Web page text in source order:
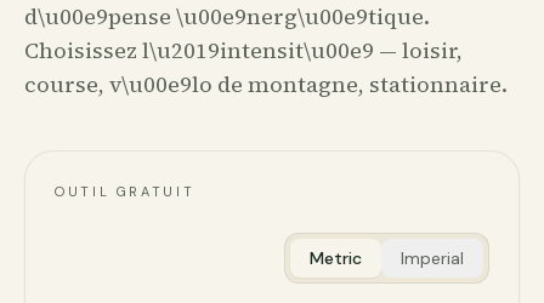
d\u00e9pense \u00e9nerg\u00e9tique.
Choisissez l\u2019intensit\u00e9 — loisir,
course, v\u00e9lo de montagne, stationnaire.
OUTIL GRATUIT
Metric Imperial